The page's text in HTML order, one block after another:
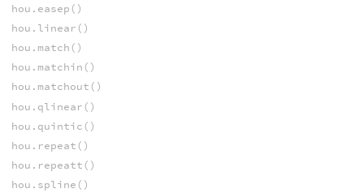
hou.easep()
hou.linear()
hou.match()
hou.matchin()
hou.matchout()
hou.qlinear()
hou.quintic()
hou.repeat()
hou.repeatt()
hou.spline()